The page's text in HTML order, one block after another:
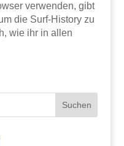
verwenden, gibt
die Surf-History zu
wie ihr in allen